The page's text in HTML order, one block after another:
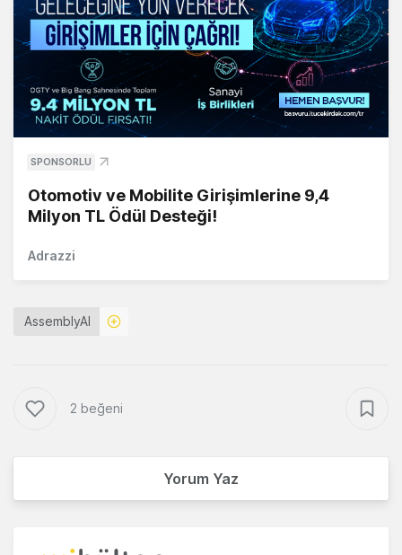
SPONSORLU
Otomotiv ve Mobilite Girişimlerine 9,4
Milyon TL Ödül Desteği!
Adrazzi
AssemblyAI
2 beğeni
Yorum Yaz